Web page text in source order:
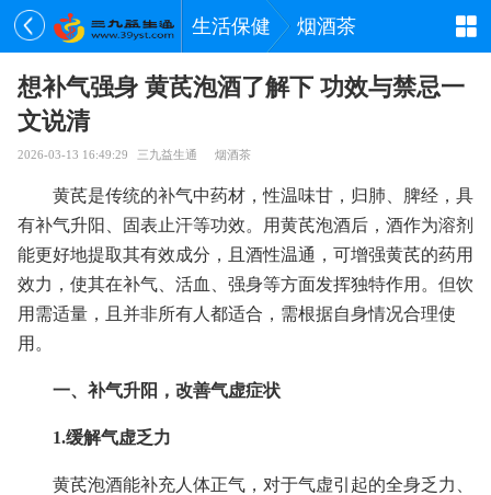
生活保健 烟酒茶
想补气强身 黄芪泡酒了解下 功效与禁忌一
文说清
2026-03-13 16:49:29 三九益生通 烟酒茶
黄芪是传统的补气中药材，性温味甘，归肺、脾经，具
有补气升阳、固表止汗等功效。用黄芪泡酒后，酒作为溶剂
能更好地提取其有效成分，且酒性温通，可增强黄芪的药用
效力，使其在补气、活血、强身等方面发挥独特作用。但饮
用需适量，且并非所有人都适合，需根据自身情况合理使
用。
一、补气升阳，改善气虚症状
1.缓解气虚乏力
黄芪泡酒能补充人体正气，对于气虚引起的全身乏力、